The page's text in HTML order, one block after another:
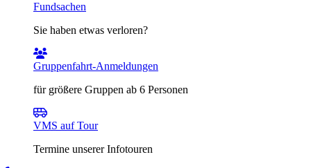
Fundsachen
Sie haben etwas verloren?
Gruppenfahrt-Anmeldungen
für größere Gruppen ab 6 Personen
VMS auf Tour
Termine unserer Infotouren